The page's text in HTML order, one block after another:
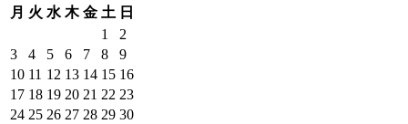
月 火 水 木 金 土 日
1
2
3
4 5 6 7 8
9
10 11 12 13 14 15 16
17 18 19 20 21 22 23
24 25 26 27 28 29 30